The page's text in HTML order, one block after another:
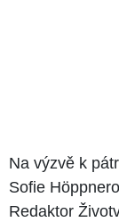
Na výzvě k
Sofie
Redaktor